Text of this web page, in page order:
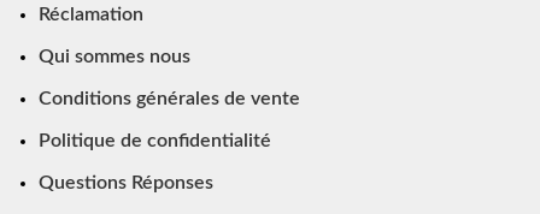
Réclamation
Qui sommes nous
Conditions générales de vente
Politique de confidentialité
Questions Réponses